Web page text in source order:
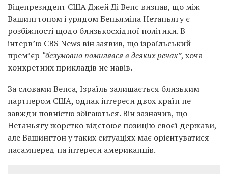
Віцепрезидент США Джей Ді Венс визнав, що між
Вашингтоном і урядом Беньяміна Нетаньягу є
розбіжності щодо близькосхідної політики. В
інтерв’ю CBS News він заявив, що ізраїльський
прем’єр “безумовно помилявся в деяких речах”, хоча
конкретних прикладів не навів.
За словами Венса, Ізраїль залишається близьким
партнером США, однак інтереси двох країн не
завжди повністю збігаються. Він зазначив, що
Нетаньягу жорстко відстоює позицію своєї держави,
але Вашингтон у таких ситуаціях має орієнтуватися
насамперед на інтереси американців.